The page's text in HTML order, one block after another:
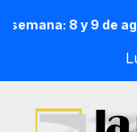
8 y 9 de agosto